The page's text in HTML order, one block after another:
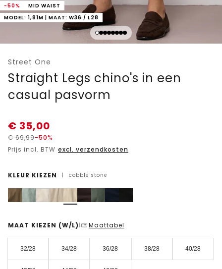
-50%
MID WAIST
MODEL: 1,81M | MAAT: W36 / L28
Street One
Straight Legs chino's in een
casual pasvorm
€ 35,00
€69,99-50%
Prijs incl. BTW excl. verzendkosten
KLEUR KIEZEN | cobble stone
MAAT KIEZEN (W/L) | Maattabel
32/28 34/28 36/28 38/28 40/28